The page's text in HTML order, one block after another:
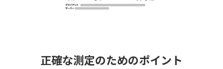
正確な測定のためのポイント